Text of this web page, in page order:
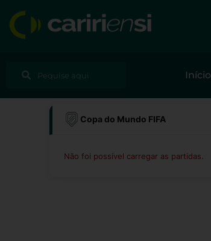
para
Pesquisar
Início
Copa do Mundo FIFA
Não foi possível carregar as partidas.